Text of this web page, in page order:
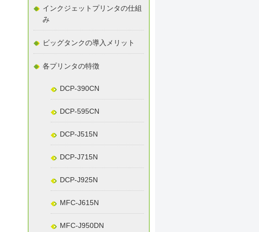
インクジェットプリンタの仕組
み
ビッグタンクの導入メリット
各プリンタの特徴
DCP-390CN
DCP-595CN
DCP-J515N
DCP-J715N
DCP-J925N
MFC-J615N
MFC-J950DN